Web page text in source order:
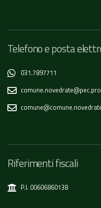
Telefono e posta
031.7897711
Riferimenti fiscali
P.I. 00606860138